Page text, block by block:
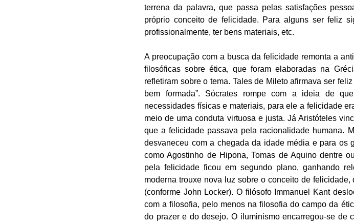
terrena da palavra, que passa pelas satisfações
próprio conceito de felicidade. Para alguns ser feliz
profissionalmente, ter bens materiais, etc.
A preocupação com a busca da felicidade remonta a
filosóficas sobre ética, que foram elaboradas na
refletiram sobre o tema. Tales de Mileto afirmava ser
bem formada”. Sócrates rompe com a ideia de
necessidades físicas e materiais, para ele a felicidade
meio de uma conduta virtuosa e justa. Já Aristóteles
que a felicidade passava pela racionalidade humana.
desvaneceu com a chegada da idade média e para os
como Agostinho de Hipona, Tomas de Aquino dentre
pela felicidade ficou em segundo plano, ganhando
moderna trouxe nova luz sobre o conceito de
(conforme John Locker). O filósofo Immanuel Kant
com a filosofia, pelo menos na filosofia do campo da
do prazer e do desejo. O iluminismo encarregou-se de